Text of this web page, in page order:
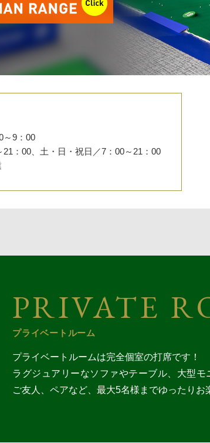
～9：00
21：00
土・日・祝日／7：00～21：00
PRIVATE
プライベートルーム
プライベートルームは完全個室の打席です！
ラグジュアリーなソファやテーブル、大型モ
ご友人、ペアなど、最大5名様までゆったりお